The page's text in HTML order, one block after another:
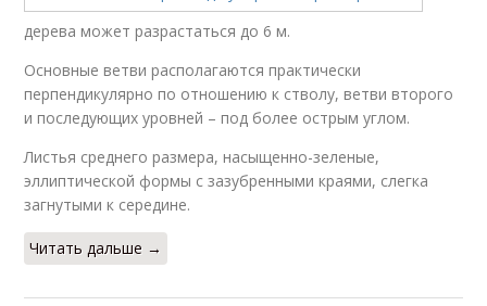
дерева может разрастаться до 6 м.
Основные ветви располагаются практически
перпендикулярно по отношению к стволу, ветви второго
и последующих уровней – под более острым углом.
Листья среднего размера, насыщенно-зеленые,
эллиптической формы с зазубренными краями, слегка
загнутыми к середине.
Читать дальше →